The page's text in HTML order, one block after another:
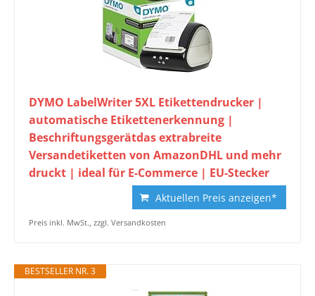
DYMO LabelWriter 5XL Etikettendrucker |
automatische Etikettenerkennung |
Beschriftungsgerätdas extrabreite
Versandetiketten von AmazonDHL und mehr
druckt | ideal für E-Commerce | EU-Stecker
Aktuellen Preis anzeigen*
Preis inkl. MwSt., zzgl. Versandkosten
BESTSELLER NR. 3